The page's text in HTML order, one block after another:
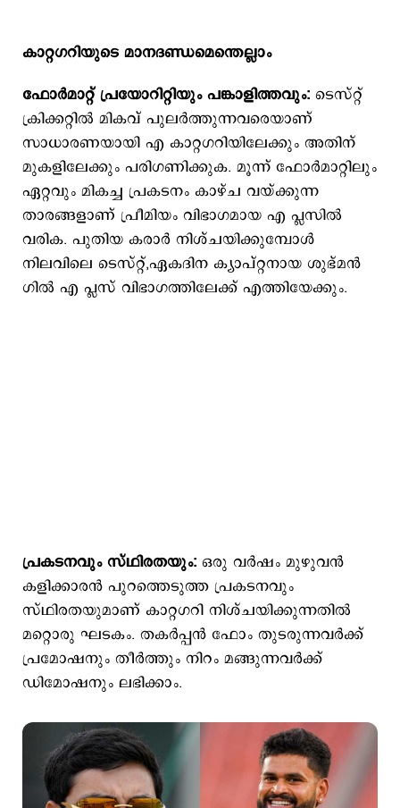
കാറ്റഗറിയുടെ മാനദണ്ഡമെന്തെല്ലാം
ഫോര്‍മാറ്റ് പ്രയോറിറ്റിയും പങ്കാളിത്തവും: ടെസ്റ്റ്
ക്രിക്കറ്റില്‍ മികവ് പുലര്‍ത്തുന്നവരെയാണ്
സാധാരണയായി എ കാറ്റഗറിയിലേക്കും അതിന്
മുകളിലേക്കും പരിഗണിക്കുക. മൂന്ന് ഫോര്‍മാറ്റിലും
ഏറ്റവും മികച്ച പ്രകടനം കാഴ്ച വയ്ക്കുന്ന
താരങ്ങളാണ് പ്രീമിയം വിഭാഗമായ എ പ്ലസില്‍
വരിക. പുതിയ കരാര്‍ നിശ്ചയിക്കുമ്പോള്‍
നിലവിലെ ടെസ്റ്റ്,ഏകദിന ക്യാപ്റ്റനായ ശുഭ്മന്‍
ഗില്‍ എ പ്ലസ് വിഭാഗത്തിലേക്ക് എത്തിയേക്കും.
പ്രകടനവും സ്ഥിരതയും: ഒരു വര്‍ഷം മുഴുവന്‍
കളിക്കാരന്‍ പുറത്തെടുത്ത പ്രകടനവും
സ്ഥിരതയുമാണ് കാറ്റഗറി നിശ്ചയിക്കുന്നതില്‍
മറ്റൊരു ഘടകം. തകര്‍പ്പന്‍ ഫോം തുടരുന്നവര്‍ക്ക്
പ്രമോഷനും തീര്‍ത്തും നിറം മങ്ങുന്നവര്‍ക്ക്
ഡിമോഷനും ലഭിക്കാം.